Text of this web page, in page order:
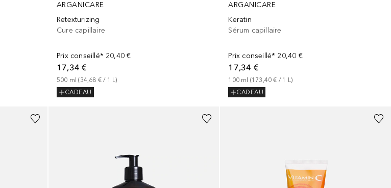
ARGANICARE
Retexturizing
Cure capillaire
Prix conseillé* 20,40 €
17,34 €
500 ml (34,68 € / 1 L)
CADEAU
ARGANICARE
Keratin
Sérum capillaire
Prix conseillé* 20,40 €
17,34 €
100 ml (173,40 € / 1 L)
CADEAU